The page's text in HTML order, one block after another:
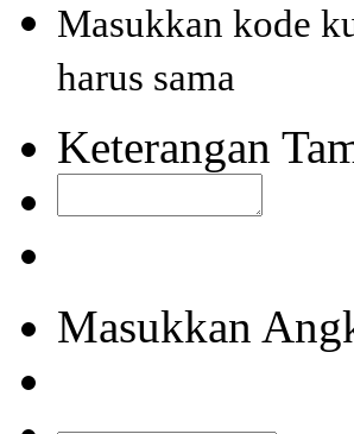
Masukkan kode
harus sama
Keterangan
Masukkan